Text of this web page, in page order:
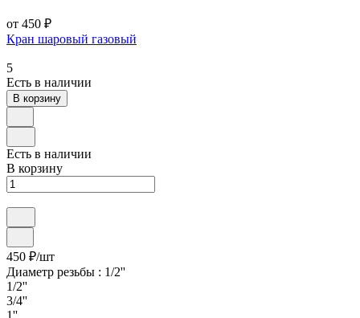
от 450 ₽
Кран шаровый газовый
5
Есть в наличии
В корзину
Есть в наличии
В корзину
450 ₽/шт
Диаметр резьбы : 1/2''
1/2''
3/4''
1''